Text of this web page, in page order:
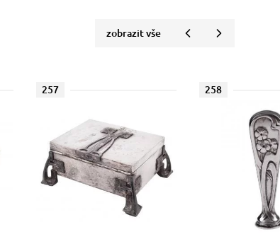
zobrazit vše
257 258